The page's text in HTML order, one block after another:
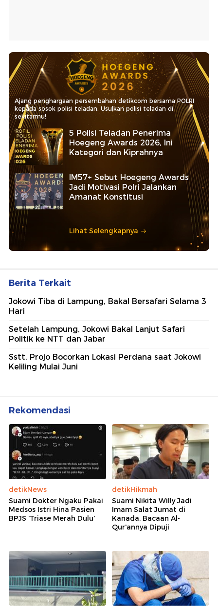
Ajang penghargaan persembahan detikcom bersama POLRI
kepada sosok polisi teladan. Usulkan polisi teladan di
sekitarmu!
5 Polisi Teladan Penerima
Hoegeng Awards 2026, Ini
Kategori dan Kiprahnya
IM57+ Sebut Hoegeng Awards
Jadi Motivasi Polri Jalankan
Amanat Konstitusi
Lihat Selengkapnya
Berita Terkait
Jokowi Tiba di Lampung, Bakal Bersafari Selama 3
Hari
Setelah Lampung, Jokowi Bakal Lanjut Safari
Politik ke NTT dan Jabar
Sstt, Projo Bocorkan Lokasi Perdana saat Jokowi
Keliling Mulai Juni
Rekomendasi
detikNews
Suami Dokter Ngaku Pakai
Medsos Istri Hina Pasien
BPJS 'Triase Merah Dulu'
detikHikmah
Suami Nikita Willy Jadi
Imam Salat Jumat di
Kanada, Bacaan Al-
Qur'annya Dipuji